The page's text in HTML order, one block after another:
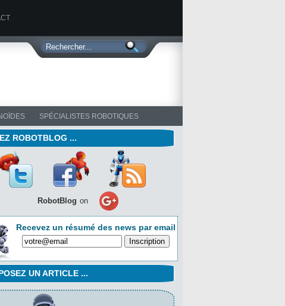
SPÉCIALISTES ROBOTIQUES
ROBOTBLOG ...
RobotBlog on
Recevez un résumé des news par email
UN ARTICLE ...